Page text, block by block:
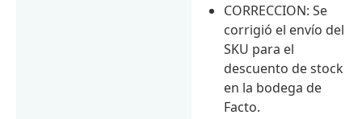
CORRECCION: Se
corrigió el envío del
SKU para el
descuento de stock
en la bodega de
Facto.